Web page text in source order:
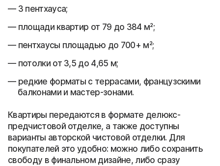
3 пентхауса;
площади квартир от 79 до 384 м²;
пентхаусы площадью до 700+ м²;
потолки от 3,5 до 4,65 м;
редкие форматы с террасами, французскими
балконами и мастер-зонами.
Квартиры передаются в формате делюкс-
предчистовой отделке, а также доступны
варианты авторской чистовой отделки. Для
покупателей это удобно: можно либо сохранить
свободу в финальном дизайне, либо сразу